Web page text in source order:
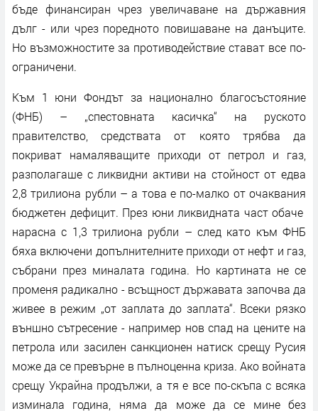
бъде финансиран чрез увеличаване на държавния
дълг - или чрез поредното повишаване на данъците.
Но възможностите за противодействие стават все по-
ограничени.
Към 1 юни Фондът за национално благосъстояние
(ФНБ) – „спестовната касичка“ на руското
правителство, средствата от която трябва да
покриват намаляващите приходи от петрол и газ,
разполагаше с ликвидни активи на стойност от едва
2,8 трилиона рубли – а това е по-малко от очаквания
бюджетен дефицит. През юни ликвидната част обаче
нарасна с 1,3 трилиона рубли – след като към ФНБ
бяха включени допълнителните приходи от нефт и газ,
събрани през миналата година. Но картината не се
променя радикално - всъщност държавата започва да
живее в режим „от заплата до заплата“. Всеки рязко
външно сътресение - например нов спад на цените на
петрола или засилен санкционен натиск срещу Русия
може да се превърне в пълноценна криза. Ако войната
срещу Украйна продължи, а тя е все по-скъпа с всяка
изминала година, няма да може да се мине без